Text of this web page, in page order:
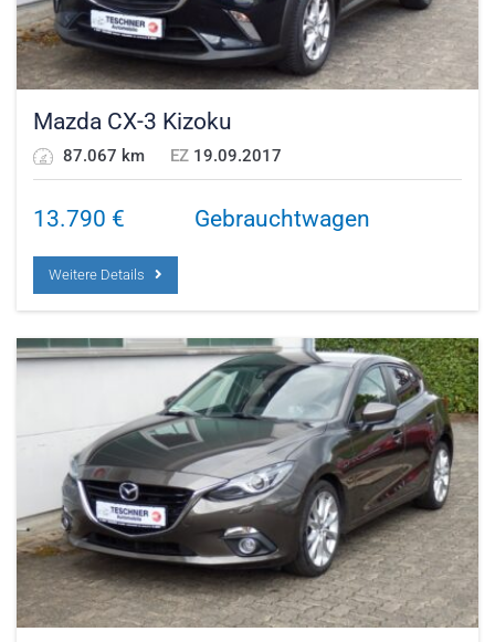
Mazda CX-3 Kizoku
87.067 km EZ 19.09.2017
13.790 € Gebrauchtwagen
Weitere Details